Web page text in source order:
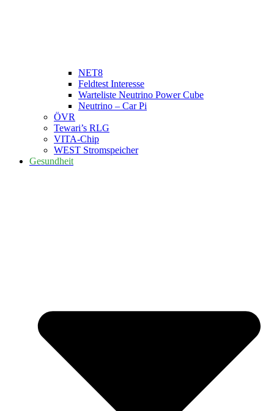
NET8
Feldtest Interesse
Warteliste Neutrino Power Cube
Neutrino – Car Pi
ÖVR
Tewari’s RLG
VITA-Chip
WEST Stromspeicher
Gesundheit